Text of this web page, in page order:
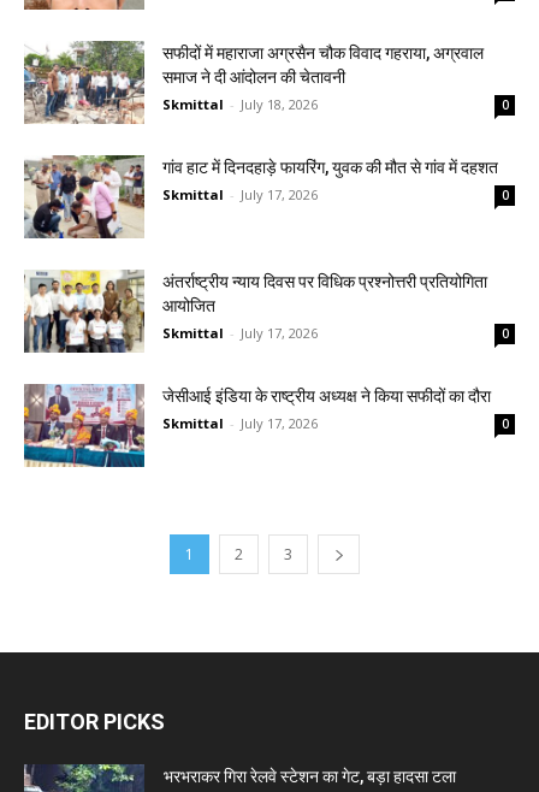
सफीदों में महाराजा अग्रसैन चौक विवाद गहराया, अग्रवाल
समाज ने दी आंदोलन की चेतावनी
Skmittal - July 18, 2026 0
गांव हाट में दिनदहाड़े फायरिंग, युवक की मौत से गांव में दहशत
Skmittal - July 17, 2026 0
अंतर्राष्ट्रीय न्याय दिवस पर विधिक प्रश्नोत्तरी प्रतियोगिता
आयोजित
Skmittal - July 17, 2026 0
जेसीआई इंडिया के राष्ट्रीय अध्यक्ष ने किया सफीदों का दौरा
Skmittal - July 17, 2026 0
1 2 3
EDITOR PICKS
भरभराकर गिरा रेलवे स्टेशन का गेट, बड़ा हादसा टला